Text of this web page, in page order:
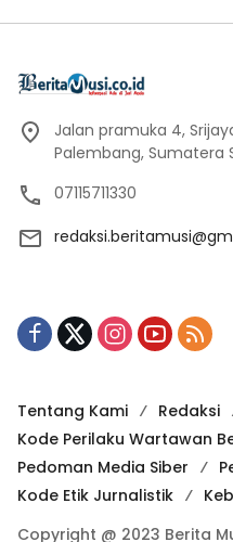
Jalan pramuka 4,
Palembang, Sumatera
07115711330
Tentang Kami
Redaksi
Kode Perilaku Wartawan
Pedoman Media Siber
Kode Etik Jurnalistik
Copyright @ 2023 Berita